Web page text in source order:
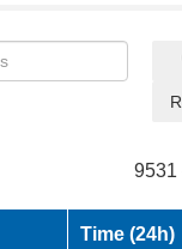
9531
Time (24h)